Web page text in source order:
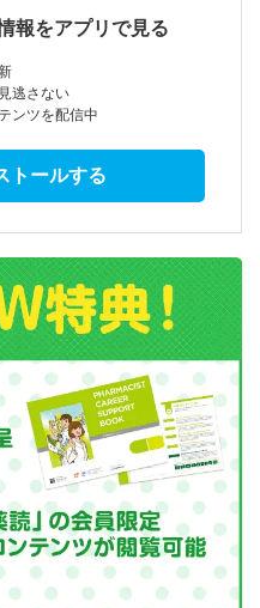
報をアプリで見る
逃さない
ンツを配信中
トールする